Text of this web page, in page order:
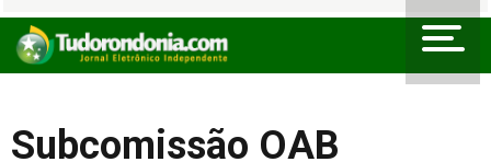
Subcomissão OAB